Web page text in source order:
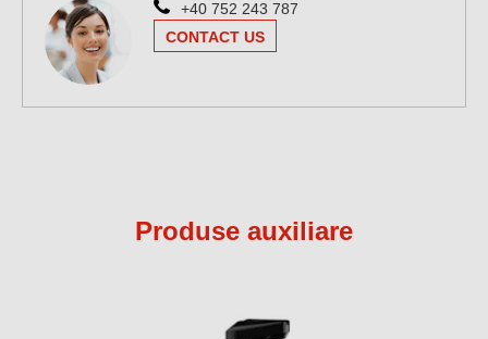
+40 752 243 787
CONTACT US
Produse auxiliare